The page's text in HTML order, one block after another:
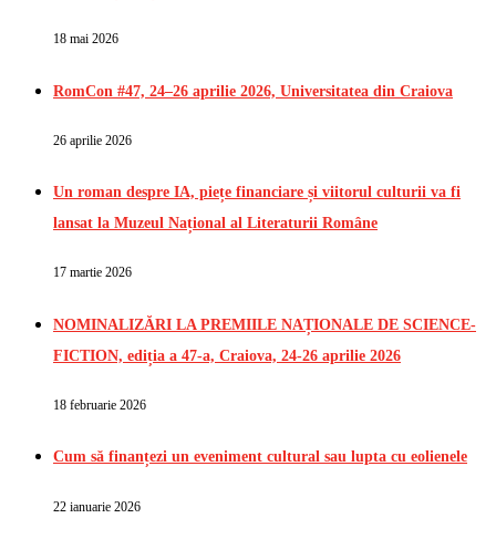
18 mai 2026
RomCon #47, 24–26 aprilie 2026, Universitatea din Craiova
26 aprilie 2026
Un roman despre IA, piețe financiare și viitorul culturii va fi
lansat la Muzeul Național al Literaturii Române
17 martie 2026
NOMINALIZĂRI LA PREMIILE NAȚIONALE DE SCIENCE-
FICTION, ediția a 47-a, Craiova, 24-26 aprilie 2026
18 februarie 2026
Cum să finanțezi un eveniment cultural sau lupta cu eolienele
22 ianuarie 2026